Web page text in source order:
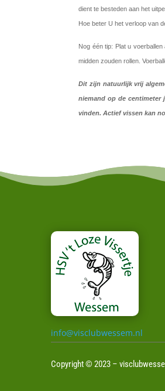
dient te besteden aan het
Hoe beter U het verloop van
Nog één tip: Plat u
midden zouden rollen.
Dit zijn natuurlijk vrij
niemand op de centimeter
vinden. Actief vissen kan
info@visclubwessem.nl
Copyright © 2023 –